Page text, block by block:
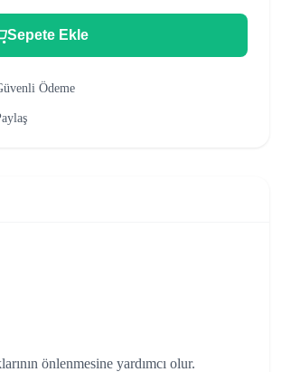
Sepete Ekle
Ödeme
önlenmesine yardımcı olur.